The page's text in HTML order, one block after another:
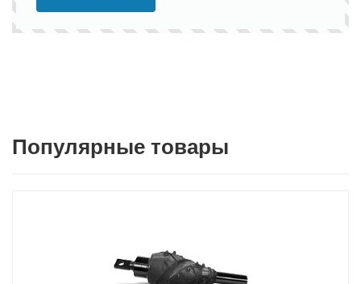
Популярные товары